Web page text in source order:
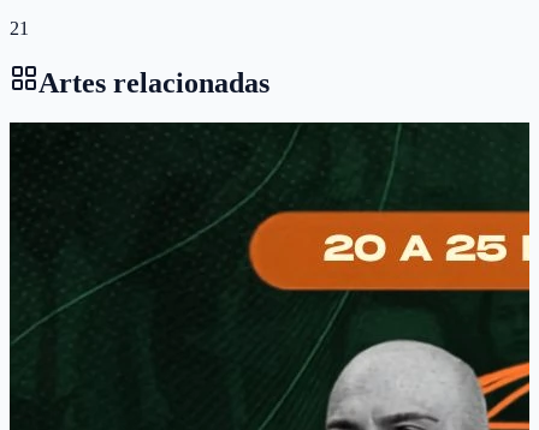
21
Artes relacionadas